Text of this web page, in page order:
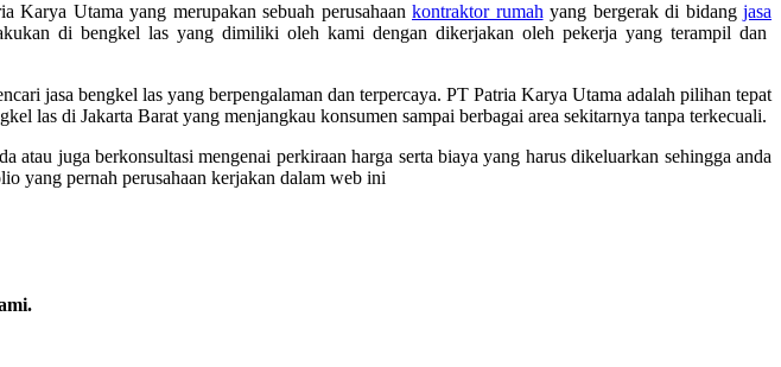
Karya Utama yang merupakan sebuah perusahaan kontraktor rumah yang bergerak di bidang jasa
di bengkel las yang dimiliki oleh kami dengan dikerjakan oleh pekerja yang terampil dan
jasa bengkel las yang berpengalaman dan terpercaya. PT Patria Karya Utama adalah pilihan tepat
las di Jakarta Barat yang menjangkau konsumen sampai berbagai area sekitarnya tanpa terkecuali.
atau juga berkonsultasi mengenai perkiraan harga serta biaya yang harus dikeluarkan sehingga anda
yang pernah perusahaan kerjakan dalam web ini